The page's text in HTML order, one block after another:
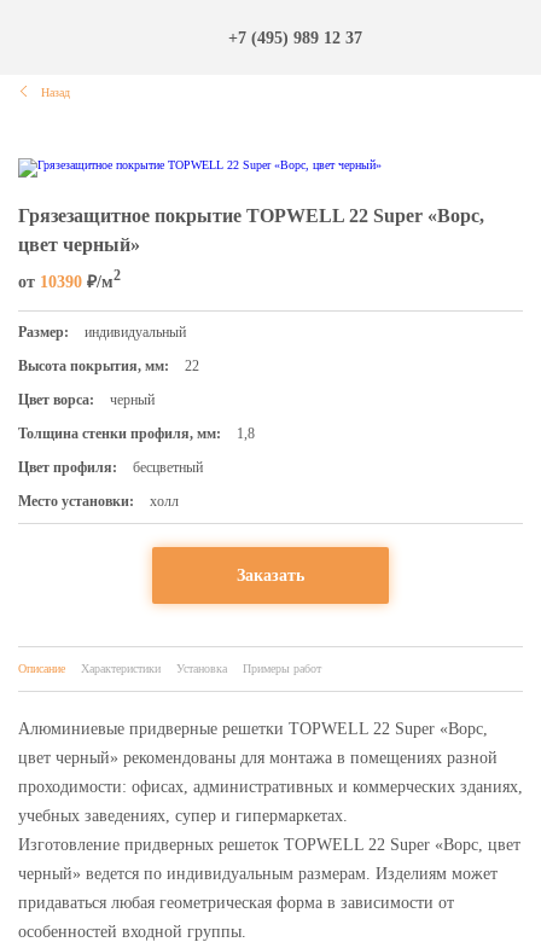
+7 (495) 989 12 37
Назад
Грязезащитное покрытие TOPWELL 22 Super «Ворс,
цвет черный»
от 10390 ₽/м2
Размер:
индивидуальный
Высота покрытия, мм:
22
Цвет ворса:
черный
Толщина стенки профиля, мм:
1,8
Цвет профиля:
бесцветный
Место установки:
холл
Заказать
Описание Характеристики Установка Примеры работ
Алюминиевые придверные решетки TOPWELL 22 Super «Ворс,
цвет черный» рекомендованы для монтажа в помещениях разной
проходимости: офисах, административных и коммерческих зданиях,
учебных заведениях, супер и гипермаркетах.
Изготовление придверных решеток TOPWELL 22 Super «Ворс, цвет
черный» ведется по индивидуальным размерам. Изделиям может
придаваться любая геометрическая форма в зависимости от
особенностей входной группы.